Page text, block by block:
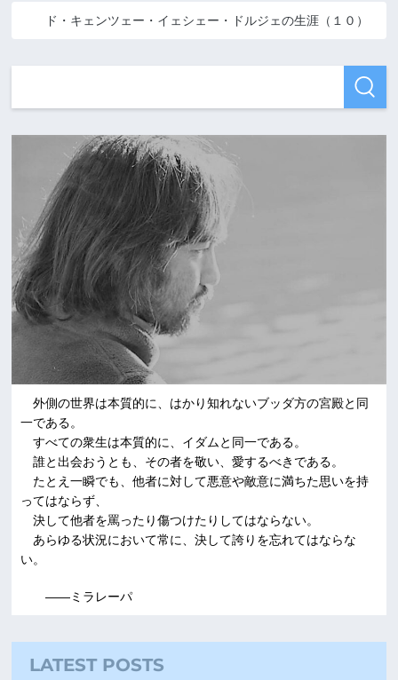
ド・キェンツェー・イェシェー・ドルジェの生涯（１０）
外側の世界は本質的に、はかり知れないブッダ方の宮殿と同
一である。
すべての衆生は本質的に、イダムと同一である。
誰と出会おうとも、その者を敬い、愛するべきである。
たとえ一瞬でも、他者に対して悪意や敵意に満ちた思いを持
ってはならず、
決して他者を罵ったり傷つけたりしてはならない。
あらゆる状況において常に、決して誇りを忘れてはならな
い。
――ミラレーパ
LATEST POSTS